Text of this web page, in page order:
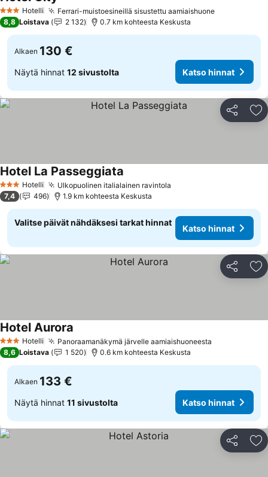
3 Tähtiluokitus
Hotelli Ferrari-muistoesineillä sisustettu aamiaishuoneKatso
8,8 Loistava 2 132 0.7 km kohteesta Keskusta
Alkaen 130 €
Näytä hinnat 12 sivustolta Katso hinnat
Jaa
3 Tähtiluokitus
Hotelli Ulkopuolinen italialainen ravintola
Hotel La Passeggiata
7,4 496 1.9 km kohteesta Keskusta
Valitse päivät nähdäksesi tarkat hinnat
Katso hinnat
Jaa
3 Tähtiluokitus
Hotelli Panoraamanäkymä järvelle aamiaishuoneesta
Hotel Aurora
8,6 Loistava 1 520 0.6 km kohteesta Keskusta
Alkaen 133 €
Näytä hinnat 11 sivustolta Katso hinnat
Jaa